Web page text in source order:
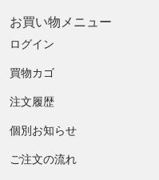
お買い物メニュー
ログイン
買物カゴ
注文履歴
個別お知らせ
ご注文の流れ